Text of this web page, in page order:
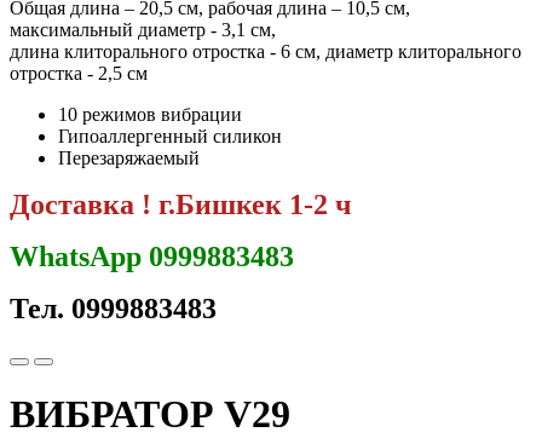
Общая длина – 20,5 см, рабочая длина – 10,5 см,
максимальный диаметр - 3,1 см,
длина клиторального отростка - 6 см, диаметр клиторального
отростка - 2,5 см
10 режимов вибрации
Гипоаллергенный силикон
Перезаряжаемый
Доставка ! г.Бишкек 1-2 ч
WhatsApp 0999883483
Тел. 0999883483
ВИБРАТОР V29